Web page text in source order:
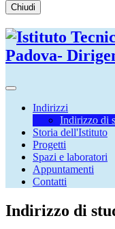
Chiudi
Indirizzi
Indirizzo di
Storia dell'Istituto
Progetti
Spazi e laboratori
Appuntamenti
Contatti
Indirizzo di